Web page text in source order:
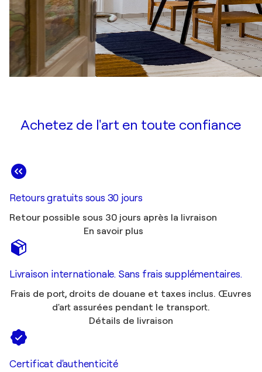
Achetez de l'art en toute confiance
Retours gratuits sous 30 jours
Retour possible sous 30 jours après la livraison
En savoir plus
Livraison internationale. Sans frais supplémentaires.
Frais de port, droits de douane et taxes inclus. Œuvres
d'art assurées pendant le transport.
Détails de livraison
Certificat d'authenticité